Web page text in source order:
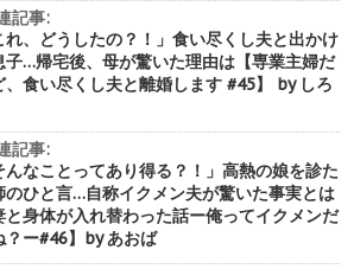
記事:
れ、どうしたの？！」食い尽くし夫と出かけ
子…帰宅後、母が驚いた理由は【専業主婦だ
、食い尽くし夫と離婚します #45】 by しろ
記事:
んなことってあり得る？！」高熱の娘を診た
のひと言…自称イクメン夫が驚いた事実とは
と身体が入れ替わった話ー俺ってイクメンだ
？ー#46】by あおば